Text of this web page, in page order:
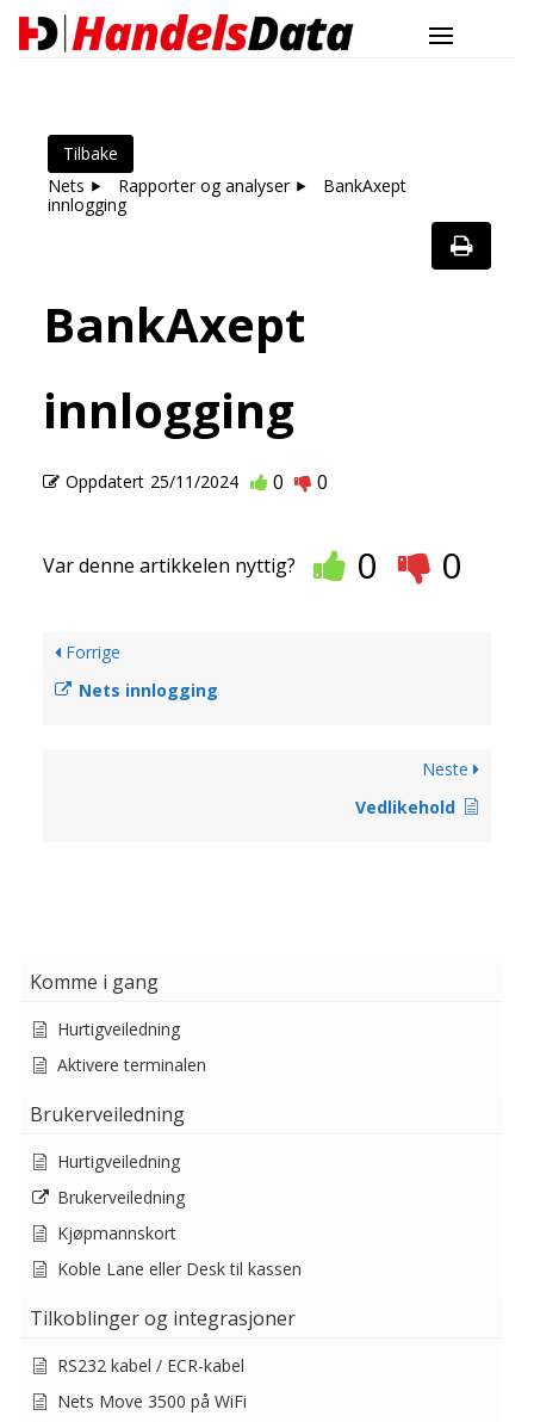
Komme i gang
Hurtigveiledning
Aktivere terminalen
Brukerveiledning
Hurtigveiledning
Brukerveiledning
Kjøpmannskort
Koble Lane eller Desk til kassen
Tilkoblinger og integrasjoner
RS232 kabel / ECR-kabel
Nets Move 3500 på WiFi
Tilbake
Nets
Rapporter og analyser
BankAxept
innlogging
BankAxept
innlogging
Oppdatert 25/11/2024 0 0
Var denne artikkelen nyttig? 0 0
Forrige
Nets innlogging
Neste
Vedlikehold